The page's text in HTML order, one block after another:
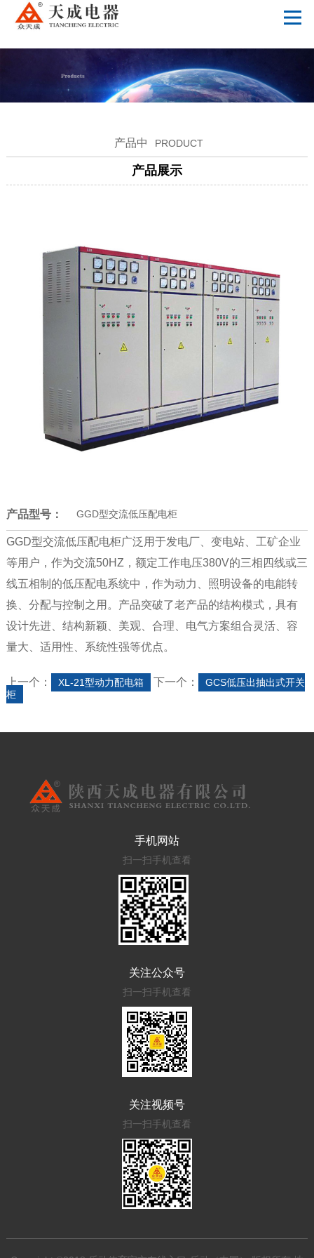
乐动体育官方在线入口-乐动（中国）
产品中 PRODUCT
产品展示
产品型号： GGD型交流低压配电柜
GGD型交流低压配电柜广泛用于发电厂、变电站、工矿企业
等用户，作为交流50HZ，额定工作电压380V的三相四线或三
线五相制的低压配电系统中，作为动力、照明设备的电能转
换、分配与控制之用。产品突破了老产品的结构模式，具有
设计先进、结构新颖、美观、合理、电气方案组合灵活、容
量大、适用性、系统性强等优点。
上一个： XL-21型动力配电箱 下一个：
GCS低压出抽出式开关
柜
手机网站
扫一扫手机查看
关注公众号
扫一扫手机查看
关注视频号
扫一扫手机查看